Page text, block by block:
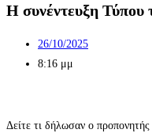
Η συνέντευξη
26/10/2025
8:16 μμ
Δείτε τι δήλωσαν ο